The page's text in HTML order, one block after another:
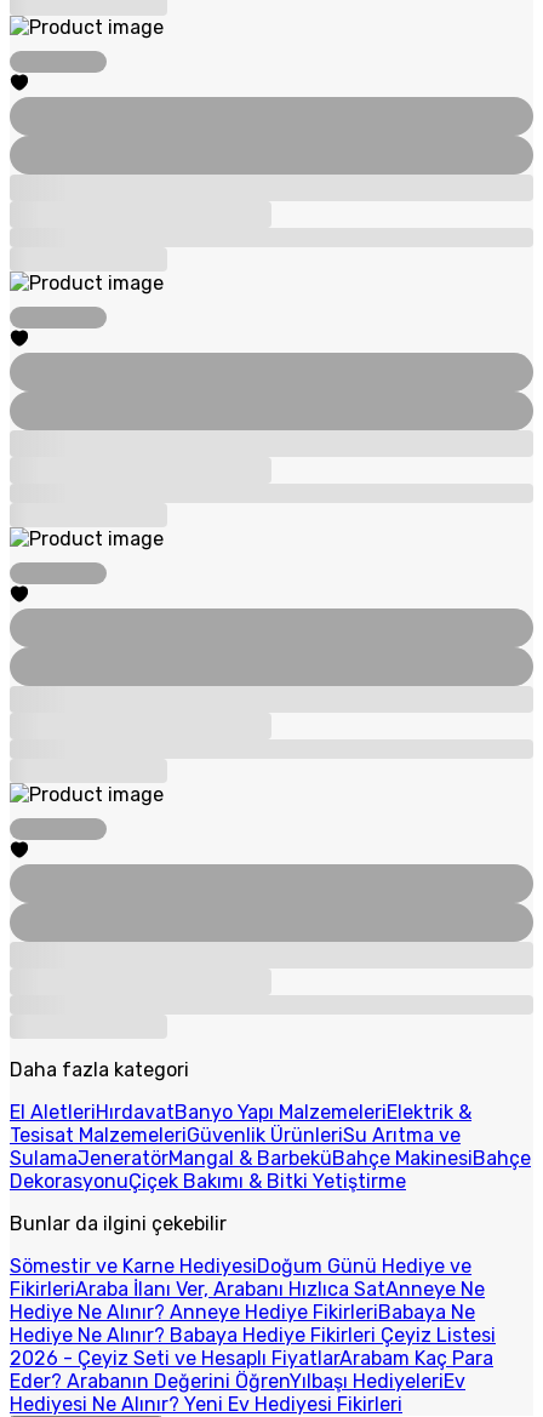
Daha fazla kategori
El AletleriHırdavatBanyo Yapı MalzemeleriElektrik &
Tesisat MalzemeleriGüvenlik ÜrünleriSu Arıtma ve
SulamaJeneratörMangal & BarbeküBahçe MakinesiBahçe
DekorasyonuÇiçek Bakımı & Bitki Yetiştirme
Bunlar da ilgini çekebilir
Sömestir ve Karne HediyesiDoğum Günü Hediye ve
FikirleriAraba İlanı Ver, Arabanı Hızlıca SatAnneye Ne
Hediye Ne Alınır? Anneye Hediye FikirleriBabaya Ne
Hediye Ne Alınır? Babaya Hediye Fikirleri Çeyiz Listesi
2026 - Çeyiz Seti ve Hesaplı FiyatlarArabam Kaç Para
Eder? Arabanın Değerini ÖğrenYılbaşı HediyeleriEv
Hediyesi Ne Alınır? Yeni Ev Hediyesi Fikirleri